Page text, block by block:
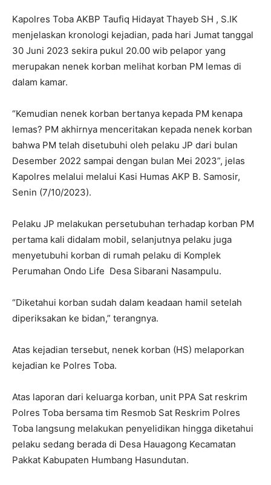
Kapolres Toba AKBP Taufiq Hidayat Thayeb SH , S.IK
menjelaskan kronologi kejadian, pada hari Jumat tanggal
30 Juni 2023 sekira pukul 20.00 wib pelapor yang
merupakan nenek korban melihat korban PM lemas di
dalam kamar.
“Kemudian nenek korban bertanya kepada PM kenapa
lemas? PM akhirnya menceritakan kepada nenek korban
bahwa PM telah disetubuhi oleh pelaku JP dari bulan
Desember 2022 sampai dengan bulan Mei 2023”, jelas
Kapolres melalui melalui Kasi Humas AKP B. Samosir,
Senin (7/10/2023).
Pelaku JP melakukan persetubuhan terhadap korban PM
pertama kali didalam mobil, selanjutnya pelaku juga
menyetubuhi korban di rumah pelaku di Komplek
Perumahan Ondo Life Desa Sibarani Nasampulu.
“Diketahui korban sudah dalam keadaan hamil setelah
diperiksakan ke bidan,” terangnya.
Atas kejadian tersebut, nenek korban (HS) melaporkan
kejadian ke Polres Toba.
Atas laporan dari keluarga korban, unit PPA Sat reskrim
Polres Toba bersama tim Resmob Sat Reskrim Polres
Toba langsung melakukan penyelidikan hingga diketahui
pelaku sedang berada di Desa Hauagong Kecamatan
Pakkat Kabupaten Humbang Hasundutan.